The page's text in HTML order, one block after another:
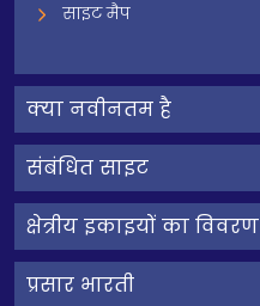
साइट मैप
क्‍या नवीनतम है
संबंधित साइट
क्षेत्रीय इकाइयों का विवरण
प्रसार भारती